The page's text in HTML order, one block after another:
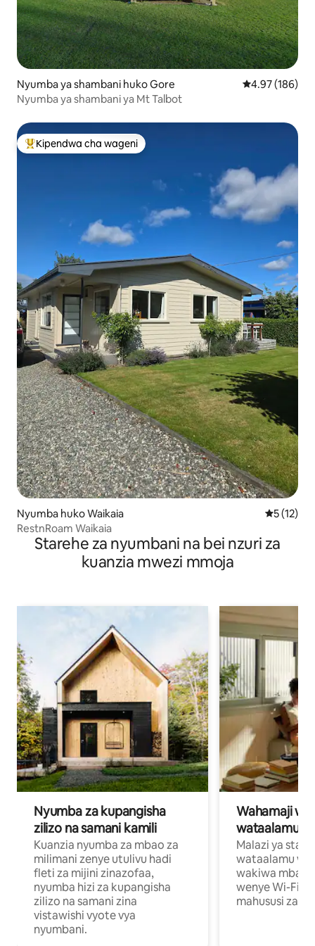
Nyumba ya shambani huko Gore Ukadiriaji wa
4.97 (186)
Nyumba ya shambani ya Mt Talbot
Kipendwa maarufu cha wageni
Kipendwa cha wageni
Nyumba huko Waikaia Ukadiriaji
5 (12)
RestnRoam Waikaia
Starehe za nyumbani na bei nzuri za
kuanzia mwezi mmoja
Nyumba za kupangisha
zilizo na samani kamili
Kuanzia nyumba za mbao za
milimani zenye utulivu hadi
fleti za mijini zinazofaa,
nyumba hizi za kupangisha
zilizo na samani zina
vistawishi vyote vya
nyumbani.
Wahamaji
wataalamu
Malazi ya
wataalamu
wakiwa mbali
wenye Wi-Fi
mahususi za